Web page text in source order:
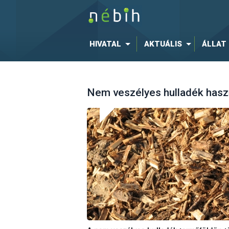
HIVATAL AKTUÁLIS ÁLLAT
Nem veszélyes hulladék